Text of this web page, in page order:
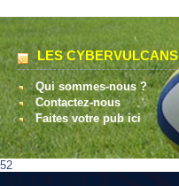
LES CYBERVULCANS
Qui sommes-nous ?
Contactez-nous
Faites votre pub ici
52